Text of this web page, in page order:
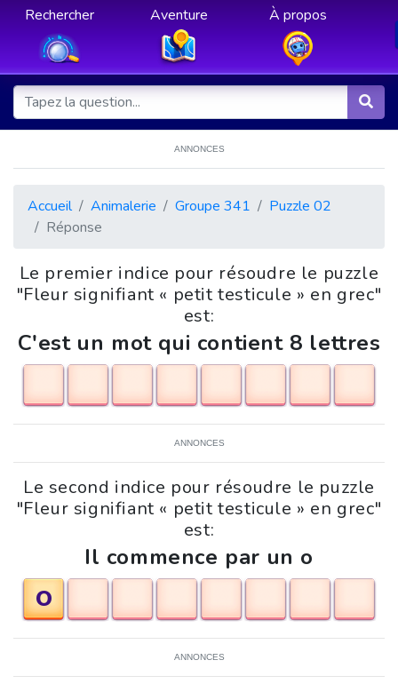
Rechercher Aventure À propos
ANNONCES
Accueil Animalerie Groupe 341
Puzzle 02
Réponse
Le premier indice pour résoudre le puzzle
"Fleur signifiant « petit testicule » en grec"
est:
C'est un mot qui contient 8 lettres
ANNONCES
Le second indice pour résoudre le puzzle
"Fleur signifiant « petit testicule » en grec"
est:
Il commence par un o
O
ANNONCES